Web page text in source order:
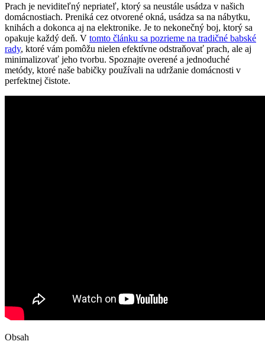
Prach je neviditeľný nepriateľ, ktorý sa neustále usádza v našich
domácnostiach. Preniká cez otvorené okná, usádza sa na nábytku,
knihách a dokonca aj na elektronike. Je to nekonečný boj, ktorý sa
opakuje každý deň. V tomto článku sa pozrieme na tradičné babské
rady, ktoré vám pomôžu nielen efektívne odstraňovať prach, ale aj
minimalizovať jeho tvorbu. Spoznajte overené a jednoduché
metódy, ktoré naše babičky používali na udržanie domácnosti v
perfektnej čistote.
Obsah